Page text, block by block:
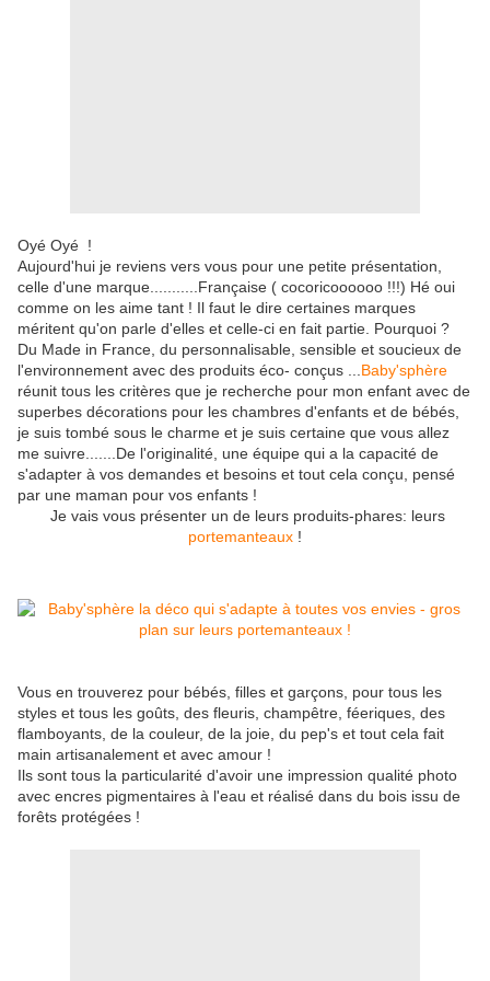
Oyé Oyé !
Aujourd'hui je reviens vers vous pour une petite présentation,
celle d'une marque...........Française ( cocoricoooooo !!!) Hé oui
comme on les aime tant ! Il faut le dire certaines marques
méritent qu'on parle d'elles et celle-ci en fait partie. Pourquoi ?
Du Made in France, du personnalisable, sensible et soucieux de
l'environnement avec des produits éco- conçus ... Baby'sphère
réunit tous les critères que je recherche pour mon enfant avec de
superbes décorations pour les chambres d'enfants et de bébés,
je suis tombé sous le charme et je suis certaine que vous allez
me suivre.......De l'originalité, une équipe qui a la capacité de
s'adapter à vos demandes et besoins et tout cela conçu, pensé
par une maman pour vos enfants !
Je vais vous présenter un de leurs produits-phares: leurs
portemanteaux !
Vous en trouverez pour bébés, filles et garçons, pour tous les
styles et tous les goûts, des fleuris, champêtre, féeriques, des
flamboyants, de la couleur, de la joie, du pep's et tout cela fait
main artisanalement et avec amour !
Ils sont tous la particularité d'avoir une impression qualité photo
avec encres pigmentaires à l'eau et réalisé dans du bois issu de
forêts protégées !